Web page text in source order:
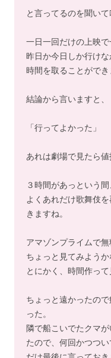
と言ってるのを聞いて
一日一回だけの上映で
昨日か今日しか行けな
時間を取ることができ
結論から言いますと、
「行ってよかった」
あれは劇場で見たら値
３時間があっという
よくあれだけ歌舞伎
きますね。
アマゾンプライムで
ちょっと見てみようか
とにかく、時間作っ
ちょっと遠かったの
った。
隣で船こいでたクマ
たので、何回かつつ